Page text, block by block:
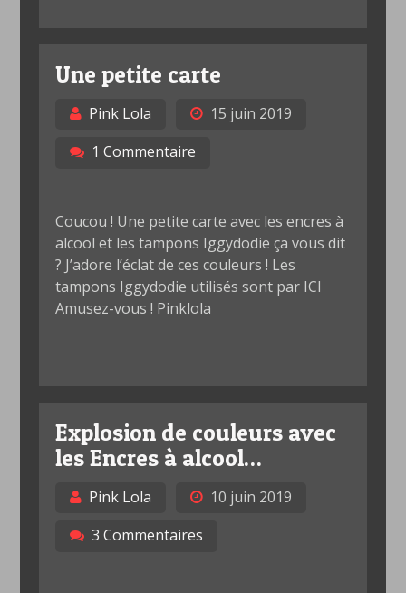
Une petite carte
Pink Lola
15 juin 2019
1 Commentaire
Coucou ! Une petite carte avec les encres à
alcool et les tampons Iggydodie ça vous dit
? J’adore l’éclat de ces couleurs ! Les
tampons Iggydodie utilisés sont par ICI
Amusez-vous ! Pinklola
Explosion de couleurs avec
les Encres à alcool…
Pink Lola
10 juin 2019
3 Commentaires